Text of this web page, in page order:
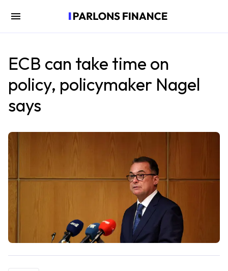
ECB can take time on
policy, policymaker Nagel
says